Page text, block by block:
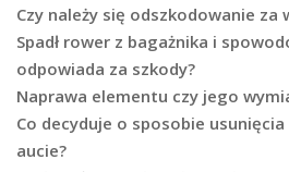
Czy należy się odszkodowanie za
Spadł rower z bagażnika i
odpowiada za szkody?
Naprawa elementu czy jego
Co decyduje o sposobie
aucie?